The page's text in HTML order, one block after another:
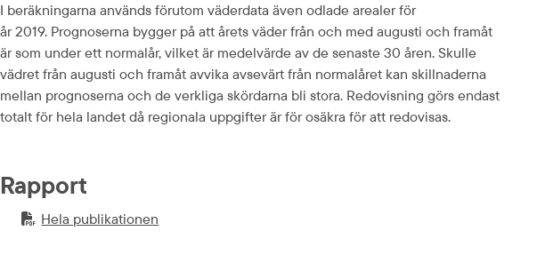
I beräkningarna används förutom väderdata även odlade arealer för
år 2019. Prognoserna bygger på att årets väder från och med augusti och framåt
är som under ett normalår, vilket är medelvärde av de senaste 30 åren. Skulle
vädret från augusti och framåt avvika avsevärt från normalåret kan skillnaderna
mellan prognoserna och de verkliga skördarna bli stora. Redovisning görs endast
totalt för hela landet då regionala uppgifter är för osäkra för att redovisas.
Rapport
PDF-fil.
Hela publikationen
pdf, 916.7 kB.